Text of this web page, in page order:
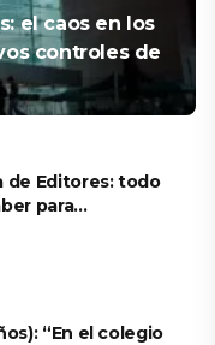
el caos en los
controles de
de Editores: todo
para
“En el colegio